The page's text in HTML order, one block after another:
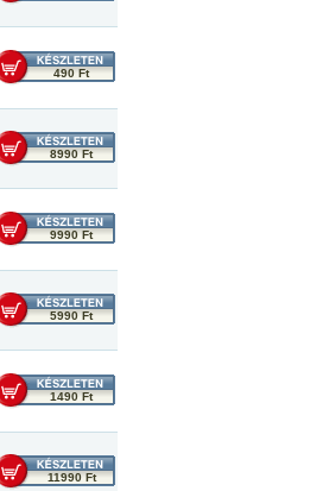
490 Ft
8990 Ft
9990 Ft
5990 Ft
1490 Ft
11990 Ft